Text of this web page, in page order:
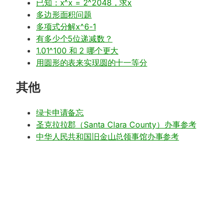
已知：x^x = 2^2048，求x
多边形面积问题
多项式分解x^6-1
有多少个5位递减数？
1.01^100 和 2 哪个更大
用圆形的表来实现圆的十一等分
其他
绿卡申请备忘
圣克拉拉郡（Santa Clara County）办事参考
中华人民共和国旧金山总领事馆办事参考